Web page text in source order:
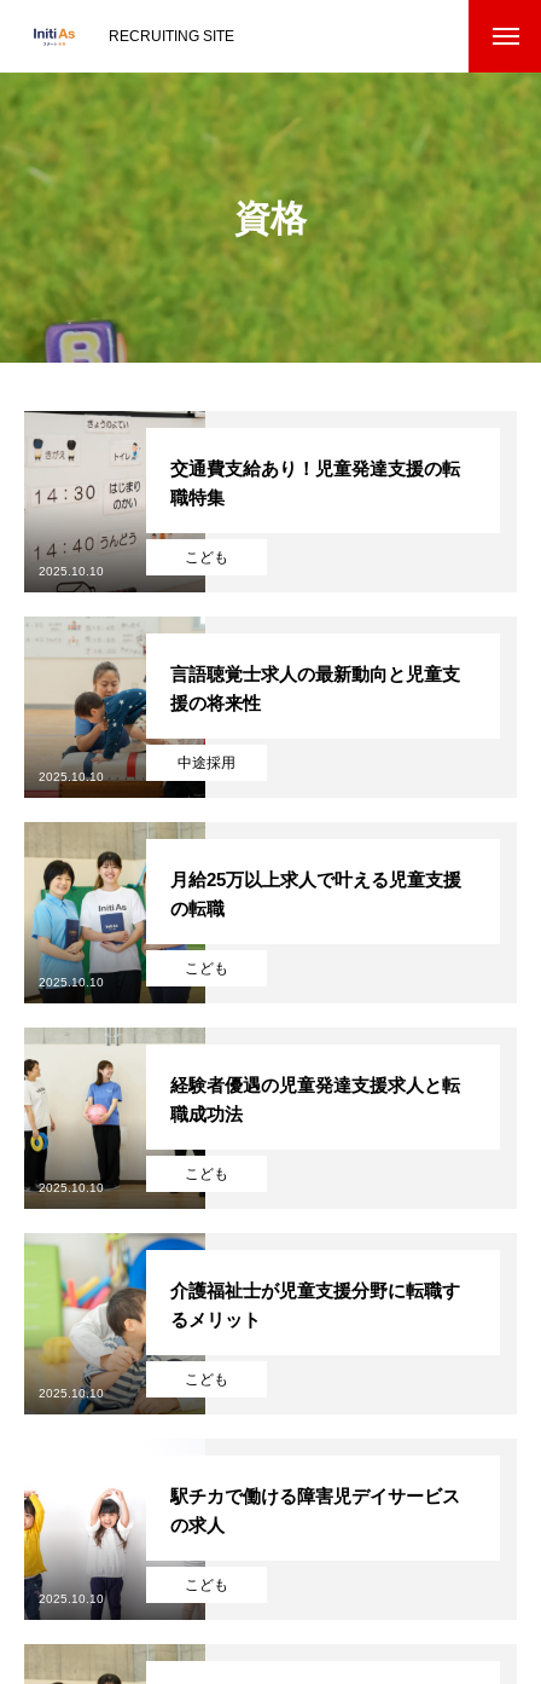
RECRUITING SITE
資格
こども
交通費支給あり！児童発達支援の転
職特集
2025.10.10
中途採用
言語聴覚士求人の最新動向と児童支
援の将来性
2025.10.10
こども
月給25万以上求人で叶える児童支援
の転職
2025.10.10
こども
経験者優遇の児童発達支援求人と転
職成功法
2025.10.10
こども
介護福祉士が児童支援分野に転職す
るメリット
2025.10.10
こども
駅チカで働ける障害児デイサービス
の求人
2025.10.10